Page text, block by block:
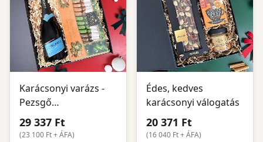
Karácsonyi varázs -
Pezsgő
ajándékcsomag
29 337 Ft
(23 100 Ft + ÁFA)
Édes, kedves
karácsonyi válogatás
20 371 Ft
(16 040 Ft + ÁFA)